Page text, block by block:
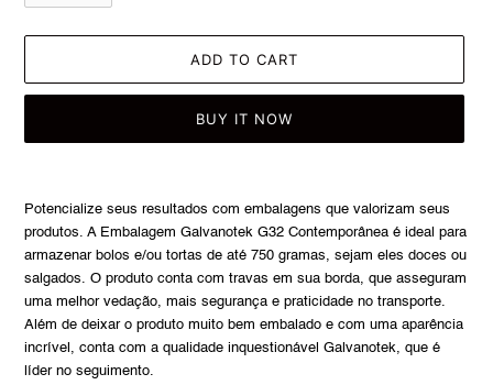
ADD TO CART
BUY IT NOW
your
Potencialize seus resultados com embalagens que valorizam seus
produtos. A Embalagem Galvanotek G32 Contemporânea é ideal para
armazenar bolos e/ou tortas de até 750 gramas, sejam eles doces ou
salgados. O produto conta com travas em sua borda, que asseguram
uma melhor vedação, mais segurança e praticidade no transporte.
Além de deixar o produto muito bem embalado e com uma aparência
incrível, conta com a qualidade inquestionável Galvanotek, que é
líder no seguimento.